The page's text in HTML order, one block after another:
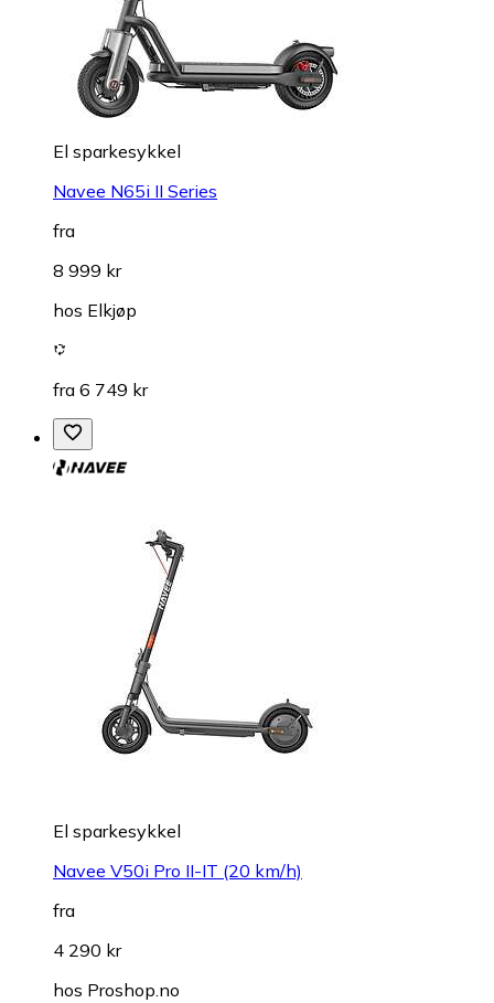
El sparkesykkel
Navee N65i II Series
fra
8 999 kr
hos Elkjøp
fra 6 749 kr
El sparkesykkel
Navee V50i Pro II-IT (20 km/h)
fra
4 290 kr
hos Proshop.no